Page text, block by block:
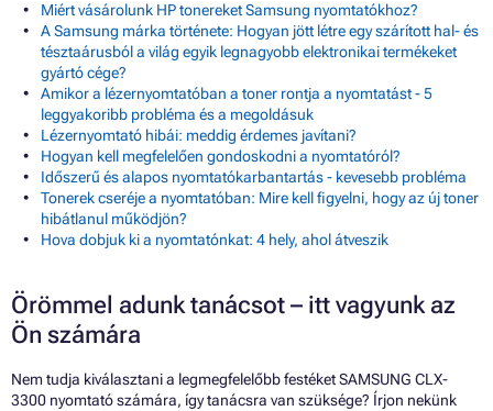
Miért vásárolunk HP tonereket Samsung nyomtatókhoz?
A Samsung márka története: Hogyan jött létre egy szárított hal- és
tésztaárusból a világ egyik legnagyobb elektronikai termékeket
gyártó cége?
Amikor a lézernyomtatóban a toner rontja a nyomtatást - 5
leggyakoribb probléma és a megoldásuk
Lézernyomtató hibái: meddig érdemes javítani?
Hogyan kell megfelelően gondoskodni a nyomtatóról?
Időszerű és alapos nyomtatókarbantartás - kevesebb probléma
Tonerek cseréje a nyomtatóban: Mire kell figyelni, hogy az új toner
hibátlanul működjön?
Hova dobjuk ki a nyomtatónkat: 4 hely, ahol átveszik
Örömmel adunk tanácsot – itt vagyunk az
Ön számára
Nem tudja kiválasztani a legmegfelelőbb festéket SAMSUNG CLX-
3300 nyomtató számára, így tanácsra van szüksége? Írjon nekünk